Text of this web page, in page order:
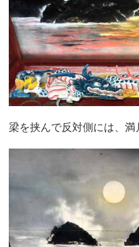
梁を挟んで反対側には、満